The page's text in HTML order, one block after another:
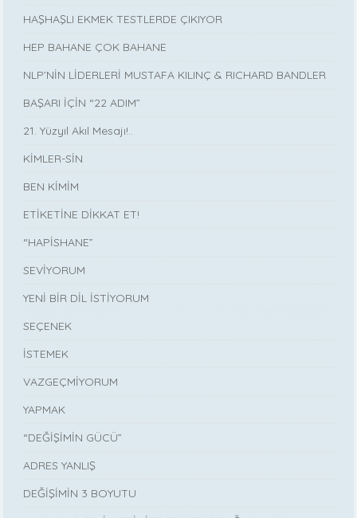
HAŞHAŞLI EKMEK TESTLERDE ÇIKIYOR
HEP BAHANE ÇOK BAHANE
NLP’NİN LİDERLERİ MUSTAFA KILINÇ & RICHARD BANDLER
BAŞARI İÇİN “22 ADIM”
21. Yüzyıl Akıl Mesajı!..
KİMLER-SİN
BEN KİMİM
ETİKETİNE DİKKAT ET!
“HAPİSHANE”
SEVİYORUM
YENİ BİR DİL İSTİYORUM
SEÇENEK
İSTEMEK
VAZGEÇMİYORUM
YAPMAK
“DEĞİŞİMİN GÜCÜ”
ADRES YANLIŞ
DEĞİŞİMİN 3 BOYUTU